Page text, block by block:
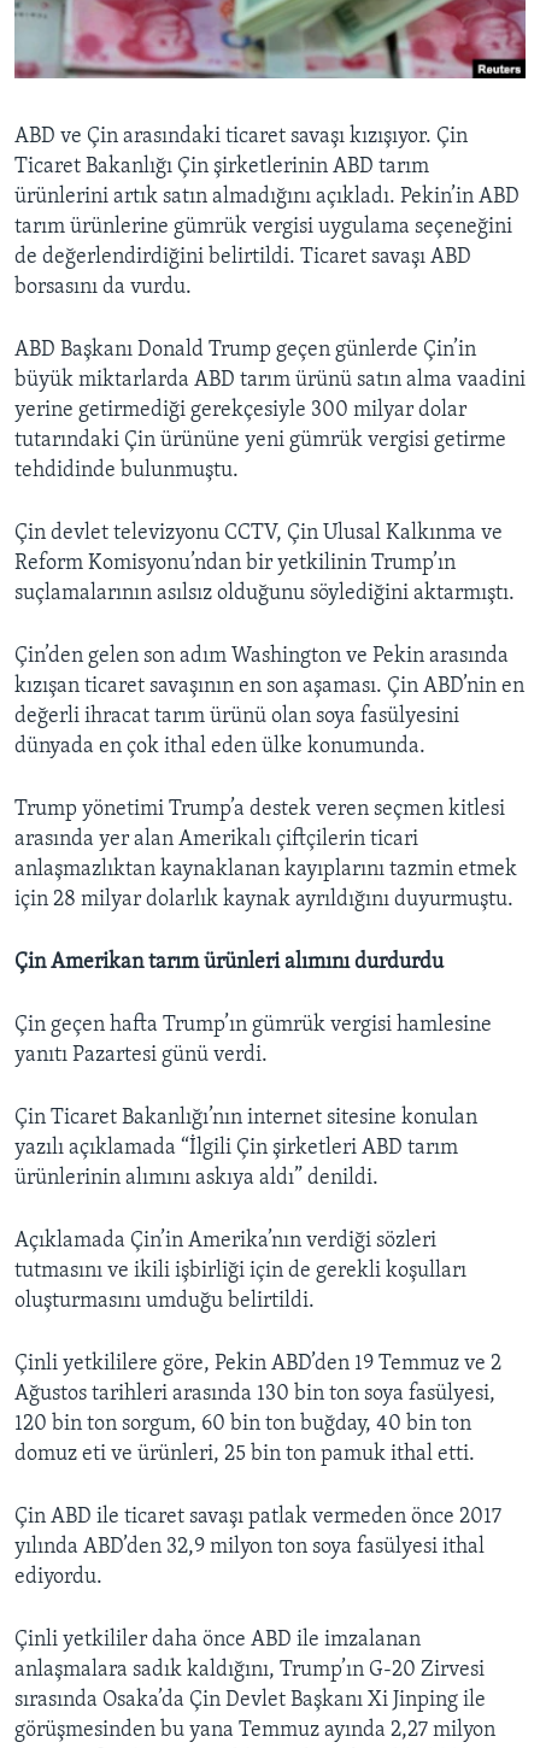
HAYATTAN
SANAT
BIZI TAKIP EDIN
Diller
ABD ve Çin arasındaki ticaret savaşı kızışıyor. Çin
Ticaret Bakanlığı Çin şirketlerinin ABD tarım
ürünlerini artık satın almadığını açıkladı. Pekin’in ABD
tarım ürünlerine gümrük vergisi uygulama seçeneğini
de değerlendirdiğini belirtildi. Ticaret savaşı ABD
borsasını da vurdu.
ABD Başkanı Donald Trump geçen günlerde Çin’in
büyük miktarlarda ABD tarım ürünü satın alma vaadini
yerine getirmediği gerekçesiyle 300 milyar dolar
tutarındaki Çin ürününe yeni gümrük vergisi getirme
tehdidinde bulunmuştu.
Çin devlet televizyonu CCTV, Çin Ulusal Kalkınma ve
Reform Komisyonu’ndan bir yetkilinin Trump’ın
suçlamalarının asılsız olduğunu söylediğini aktarmıştı.
Çin’den gelen son adım Washington ve Pekin arasında
kızışan ticaret savaşının en son aşaması. Çin ABD’nin en
değerli ihracat tarım ürünü olan soya fasülyesini
dünyada en çok ithal eden ülke konumunda.
Trump yönetimi Trump’a destek veren seçmen kitlesi
arasında yer alan Amerikalı çiftçilerin ticari
anlaşmazlıktan kaynaklanan kayıplarını tazmin etmek
için 28 milyar dolarlık kaynak ayrıldığını duyurmuştu.
Çin Amerikan tarım ürünleri alımını durdurdu
Çin geçen hafta Trump’ın gümrük vergisi hamlesine
yanıtı Pazartesi günü verdi.
Çin Ticaret Bakanlığı’nın internet sitesine konulan
yazılı açıklamada “İlgili Çin şirketleri ABD tarım
ürünlerinin alımını askıya aldı” denildi.
Açıklamada Çin’in Amerika’nın verdiği sözleri
tutmasını ve ikili işbirliği için de gerekli koşulları
oluşturmasını umduğu belirtildi.
Çinli yetkililere göre, Pekin ABD’den 19 Temmuz ve 2
Ağustos tarihleri arasında 130 bin ton soya fasülyesi,
120 bin ton sorgum, 60 bin ton buğday, 40 bin ton
domuz eti ve ürünleri, 25 bin ton pamuk ithal etti.
Çin ABD ile ticaret savaşı patlak vermeden önce 2017
yılında ABD’den 32,9 milyon ton soya fasülyesi ithal
ediyordu.
Çinli yetkililer daha önce ABD ile imzalanan
anlaşmalara sadık kaldığını, Trump’ın G-20 Zirvesi
sırasında Osaka’da Çin Devlet Başkanı Xi Jinping ile
görüşmesinden bu yana Temmuz ayında 2,27 milyon